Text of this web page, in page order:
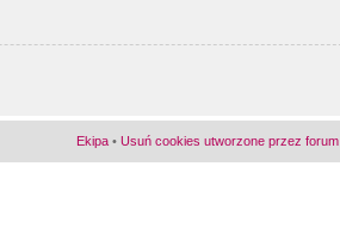
Ekipa • Usuń cookies utworzone przez forum